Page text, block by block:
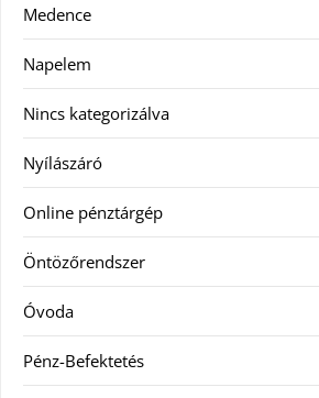
Medence
Napelem
Nincs kategorizálva
Nyílászáró
Online pénztárgép
Öntözőrendszer
Óvoda
Pénz-Befektetés